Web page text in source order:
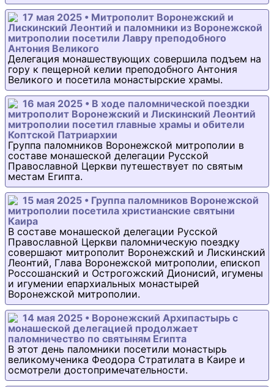
17 мая 2025 • Митрополит Воронежский и
Лискинский Леонтий и паломники из Воронежской
митрополии посетили Лавру преподобного
Антония Великого
Делегация монашествующих совершила подъем на
гору к пещерной келии преподобного Антония
Великого и посетила монастырские храмы.
16 мая 2025 • В ходе паломнической поездки
митрополит Воронежский и Лискинский Леонтий
митрополии посетил главные храмы и обители
Коптской Патриархии
Группа паломников Воронежской митрополии в
составе монашеской делегации Русской
Православной Церкви путешествует по святым
местам Египта.
15 мая 2025 • Группа паломников Воронежской
митрополии посетила христианские святыни
Каира
В составе монашеской делегации Русской
Православной Церкви паломническую поездку
совершают митрополит Воронежский и Лискинский
Леонтий, Глава Воронежской митрополии, епископ
Россошанский и Острогожский Дионисий, игумены
и игумении епархиальных монастырей
Воронежской митрополии.
14 мая 2025 • Воронежский Архипастырь с
монашеской делегацией продолжает
паломничество по святыням Египта
В этот день паломники посетили монастырь
великомученика Феодора Стратилата в Каире и
осмотрели достопримечательности.